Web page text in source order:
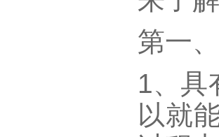
第一
1、具
以就